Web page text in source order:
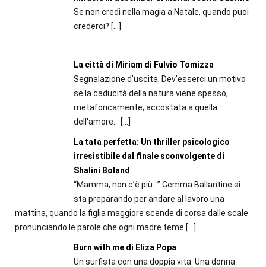
Se non credi nella magia a Natale, quando puoi
crederci? […]
La città di Miriam di Fulvio Tomizza
Segnalazione d'uscita. Dev'esserci un motivo
se la caducità della natura viene spesso,
metaforicamente, accostata a quella
dell'amore...
[…]
La tata perfetta: Un thriller psicologico
irresistibile dal finale sconvolgente di
Shalini Boland
“Mamma, non c’è più…” Gemma Ballantine si
sta preparando per andare al lavoro una
mattina, quando la figlia maggiore scende di corsa dalle scale
pronunciando le parole che ogni madre teme […]
Burn with me di Eliza Popa
Un surfista con una doppia vita. Una donna